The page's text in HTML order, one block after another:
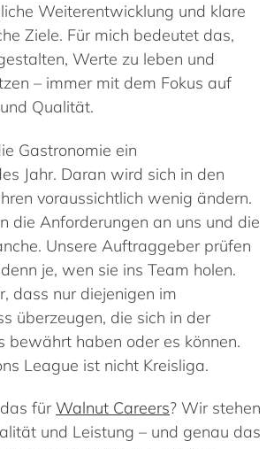
Weiterentwicklung und klare
Ziele. Für mich bedeutet das,
Werte zu leben und
– immer mit dem Fokus auf
Qualität.
Gastronomie ein
Jahr. Daran wird sich in den
voraussichtlich wenig ändern.
die Anforderungen an uns und die
Unsere Auftraggeber prüfen
je, wen sie ins Team holen.
dass nur diejenigen im
überzeugen, die sich in der
bewährt haben oder es können.
League ist nicht Kreisliga.
fürWalnut Careers? Wir stehen
und Leistung – und genau das